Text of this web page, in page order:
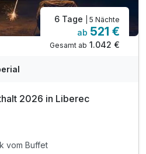
6 Tage | 5 Nächte
ab 521 €
Gesamt ab 1.042 €
2026 in Liberec
vom Buffet